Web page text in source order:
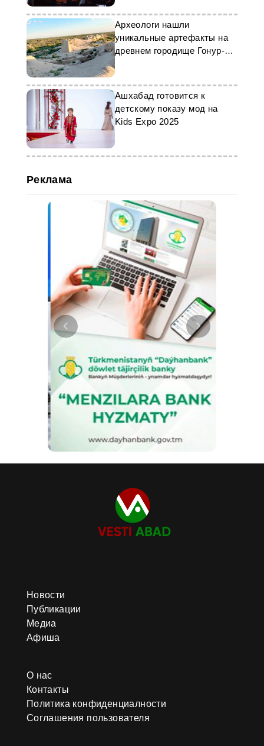
Археологи нашли
уникальные артефакты на
древнем городище Гонур-
депе
Ашхабад готовится к
детскому показу мод на
Kids Expo 2025
Реклама
Новости
Публикации
Медиа
Афиша
О нас
Контакты
Политика конфиденциалности
Соглашения пользователя